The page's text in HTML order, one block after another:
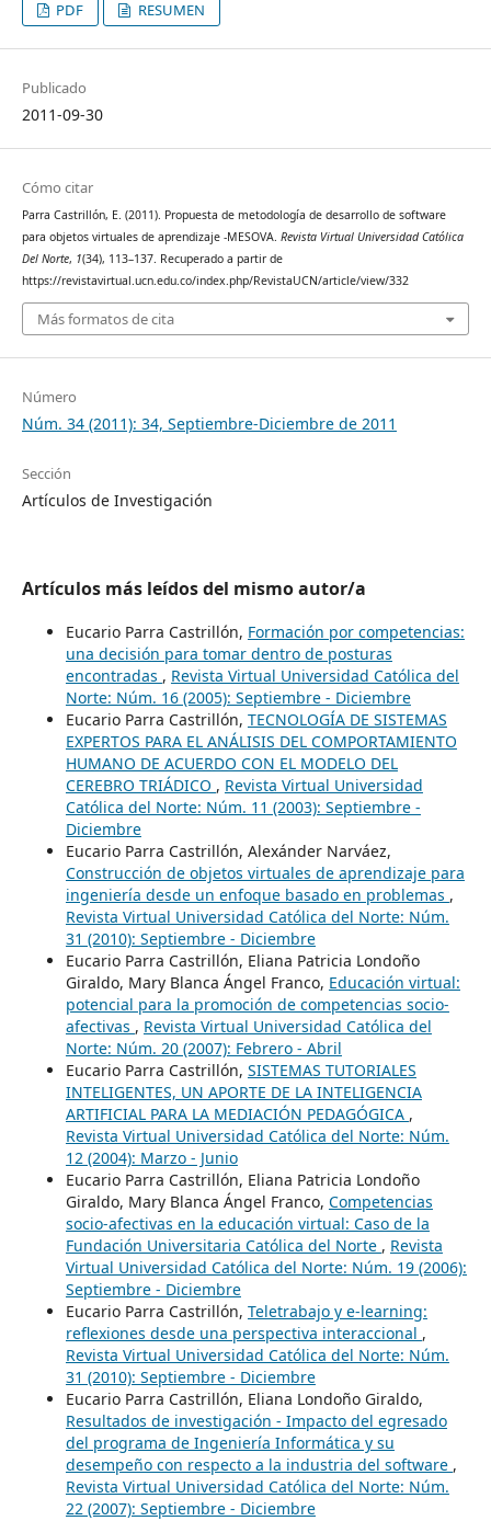
PDF RESUMEN
Publicado
2011-09-30
Cómo citar
Parra Castrillón, E. (2011). Propuesta de metodología de desarrollo de software
para objetos virtuales de aprendizaje -MESOVA. Revista Virtual Universidad Católica
Del Norte, 1(34), 113–137. Recuperado a partir de
https://revistavirtual.ucn.edu.co/index.php/RevistaUCN/article/view/332
Más formatos de cita
Número
Núm. 34 (2011): 34, Septiembre-Diciembre de 2011
Sección
Artículos de Investigación
Artículos más leídos del mismo autor/a
Eucario Parra Castrillón, Formación por competencias:
una decisión para tomar dentro de posturas
encontradas , Revista Virtual Universidad Católica del
Norte: Núm. 16 (2005): Septiembre - Diciembre
Eucario Parra Castrillón, TECNOLOGÍA DE SISTEMAS
EXPERTOS PARA EL ANÁLISIS DEL COMPORTAMIENTO
HUMANO DE ACUERDO CON EL MODELO DEL
CEREBRO TRIÁDICO , Revista Virtual Universidad
Católica del Norte: Núm. 11 (2003): Septiembre -
Diciembre
Eucario Parra Castrillón, Alexánder Narváez,
Construcción de objetos virtuales de aprendizaje para
ingeniería desde un enfoque basado en problemas ,
Revista Virtual Universidad Católica del Norte: Núm.
31 (2010): Septiembre - Diciembre
Eucario Parra Castrillón, Eliana Patricia Londoño
Giraldo, Mary Blanca Ángel Franco, Educación virtual:
potencial para la promoción de competencias socio-
afectivas , Revista Virtual Universidad Católica del
Norte: Núm. 20 (2007): Febrero - Abril
Eucario Parra Castrillón, SISTEMAS TUTORIALES
INTELIGENTES, UN APORTE DE LA INTELIGENCIA
ARTIFICIAL PARA LA MEDIACIÓN PEDAGÓGICA ,
Revista Virtual Universidad Católica del Norte: Núm.
12 (2004): Marzo - Junio
Eucario Parra Castrillón, Eliana Patricia Londoño
Giraldo, Mary Blanca Ángel Franco, Competencias
socio-afectivas en la educación virtual: Caso de la
Fundación Universitaria Católica del Norte , Revista
Virtual Universidad Católica del Norte: Núm. 19 (2006):
Septiembre - Diciembre
Eucario Parra Castrillón, Teletrabajo y e-learning:
reflexiones desde una perspectiva interaccional ,
Revista Virtual Universidad Católica del Norte: Núm.
31 (2010): Septiembre - Diciembre
Eucario Parra Castrillón, Eliana Londoño Giraldo,
Resultados de investigación - Impacto del egresado
del programa de Ingeniería Informática y su
desempeño con respecto a la industria del software ,
Revista Virtual Universidad Católica del Norte: Núm.
22 (2007): Septiembre - Diciembre